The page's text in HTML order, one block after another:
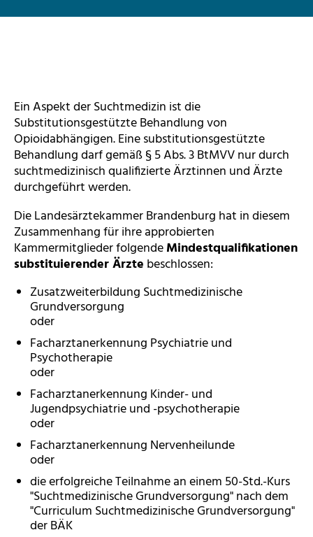
Ein Aspekt der Suchtmedizin ist die
Substitutionsgestützte Behandlung von
Opioidabhängigen. Eine substitutionsgestützte
Behandlung darf gemäß § 5 Abs. 3 BtMVV nur durch
suchtmedizinisch qualifizierte Ärztinnen und Ärzte
durchgeführt werden.
Die Landesärztekammer Brandenburg hat in diesem
Zusammenhang für ihre approbierten
Kammermitglieder folgendeMindestqualifikationen
substituierender Ärzte beschlossen:
Zusatzweiterbildung Suchtmedizinische
Grundversorgung
oder
Facharztanerkennung Psychiatrie und
Psychotherapie
oder
Facharztanerkennung Kinder- und
Jugendpsychiatrie und -psychotherapie
oder
Facharztanerkennung Nervenheilunde
oder
die erfolgreiche Teilnahme an einem 50-Std.-Kurs
"Suchtmedizinische Grundversorgung" nach dem
"Curriculum Suchtmedizinische Grundversorgung"
der BÄK